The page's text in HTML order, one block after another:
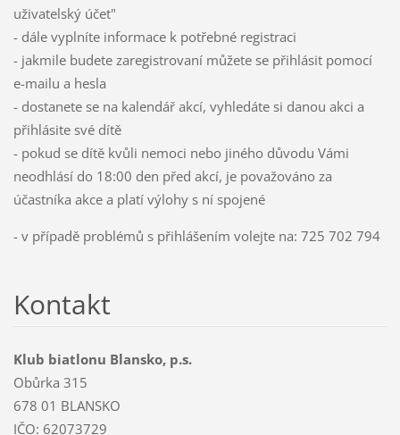
uživatelský účet"
- dále vyplníte informace k potřebné registraci
- jakmile budete zaregistrovaní můžete se přihlásit pomocí
e-mailu a hesla
- dostanete se na kalendář akcí, vyhledáte si danou akci a
přihlásite své dítě
- pokud se dítě kvůli nemoci nebo jiného důvodu Vámi
neodhlásí do 18:00 den před akcí, je považováno za
účastníka akce a platí výlohy s ní spojené
- v případě problémů s přihlášením volejte na: 725 702 794
Kontakt
Klub biatlonu Blansko, p.s.
Obůrka 315
678 01 BLANSKO
IČO: 62073729